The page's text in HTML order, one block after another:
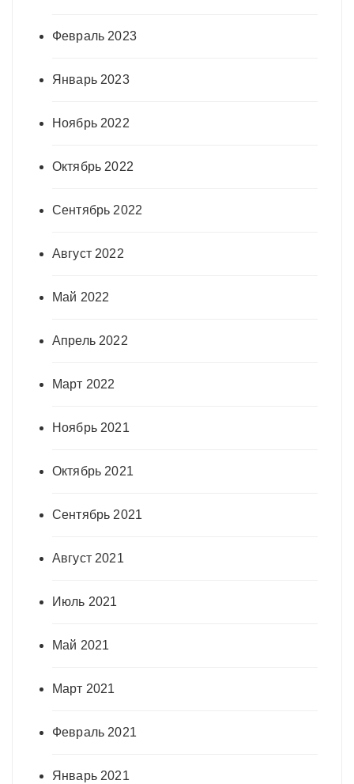
Февраль 2023
Январь 2023
Ноябрь 2022
Октябрь 2022
Сентябрь 2022
Август 2022
Май 2022
Апрель 2022
Март 2022
Ноябрь 2021
Октябрь 2021
Сентябрь 2021
Август 2021
Июль 2021
Май 2021
Март 2021
Февраль 2021
Январь 2021